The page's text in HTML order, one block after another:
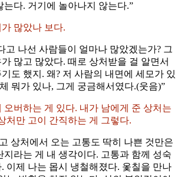
는다. 거기에 놀아나지 않는다.”
많았나 보다.
고 나선 사람들이 얼마나 많았겠는가? 그
많고 많았다. 때로 상처받을 걸 알면서
도 했지. 왜? 저 사람의 내면에 세모가 있
뭐가 있나, 그게 궁금해서였다.(웃음)”
오버하는 게 있다. 내가 남에게 준 상처는
처만 고이 간직하는 게 그렇다.
상처에서 오는 고통도 딱히 나쁜 것만은
지라는 게 내 생각이다. 고통과 함께 성숙
이제 나는 몹시 냉철해졌다. 옻칠을 만나